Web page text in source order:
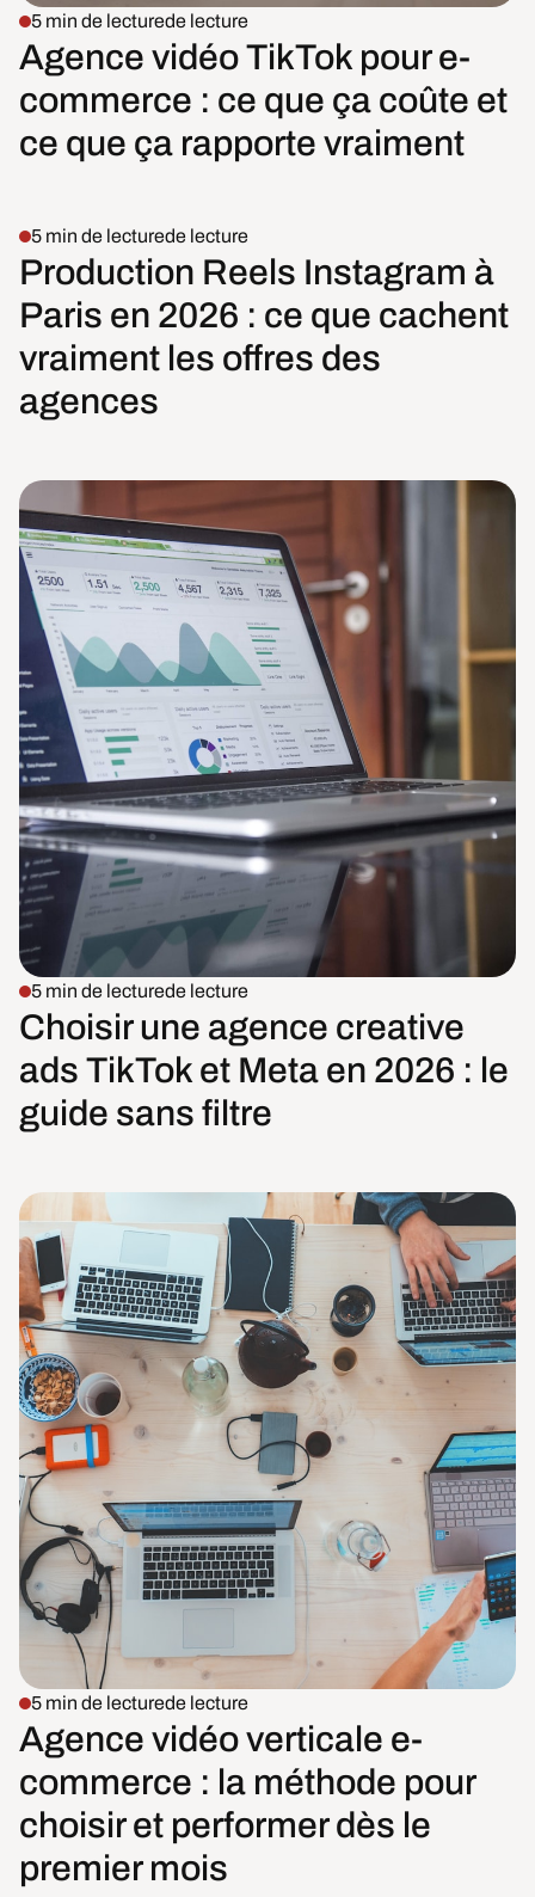
5 min de lecturede lecture
Agence vidéo TikTok pour e-
commerce : ce que ça coûte et
ce que ça rapporte vraiment
5 min de lecturede lecture
Production Reels Instagram à
Paris en 2026 : ce que cachent
vraiment les offres des
agences
5 min de lecturede lecture
Choisir une agence creative
ads TikTok et Meta en 2026 : le
guide sans filtre
5 min de lecturede lecture
Agence vidéo verticale e-
commerce : la méthode pour
choisir et performer dès le
premier mois